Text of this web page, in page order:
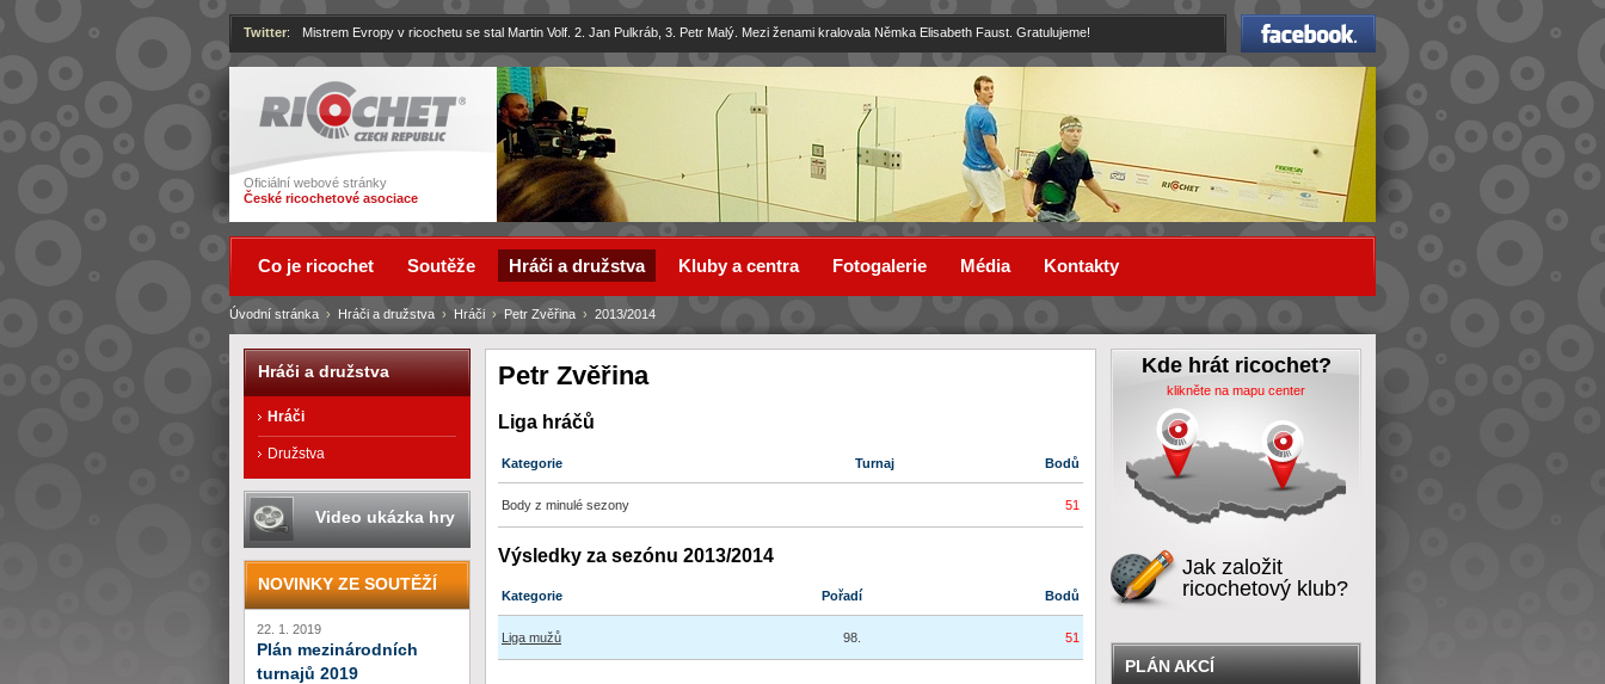
Ricochet
Oficiální webové stránky
České ricochetové asociace
Facebook
Twitter: Mistrem Evropy v ricochetu se stal Martin Volf. 2. Jan Pulkráb, 3. Petr Malý. Mezi ženami kralovala Němka Elisabeth Faust. Gratulujeme!
Petr Zvěřina
Liga hráčů
Kategorie Turnaj Bodů
Body z minulé sezony 51
Výsledky za sezónu 2013/2014
Kategorie Pořadí Bodů
Liga mužů 98. 51
Úvodní stránka › Hráči a družstva › Hráči › Petr Zvěřina › 2013/2014
Co je ricochet Soutěže Hráči a družstva Kluby a centra Fotogalerie Média Kontakty
Hráči a družstva
Hráči
Družstva
Video ukázka hry
NOVINKY ZE SOUTĚŽÍ
22. 1. 2019
Plán mezinárodních
turnajů 2019
Kde hrát ricochet?
klikněte na mapu center
Jak založit
ricochetový klub?
PLÁN AKCÍ